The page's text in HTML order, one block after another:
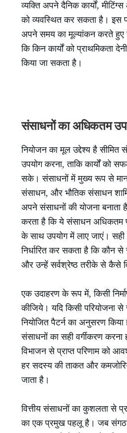
व्यक्ति अपने दैनिक कार्यों,
को व्यवस्थित कर सकता है। इस
अपने समय का मूल्यांकन करते हुए
कि किन कार्यों को प्राथमिकता
किया जा सकता है।
संसाधनों का अधिकतम
नियोजन का मूल उद्देश्य है सीमित
उपयोग करना, ताकि कार्यों को
सके। संसाधनों में मुख्य रूप से
संसाधन, और भौतिक संसाधन
अपने संसाधनों की योजना बनाता
करता है कि ये संसाधन अधिकतम
के साथ उपयोग में लाए जाएं।
निर्धारित कर सकता है कि कौन
और उन्हें सर्वश्रेष्ठ तरीके से कैसे
एक उदाहरण के रूप में, किसी
कीजिये। यदि किसी परियोजना
नियोजित पैटर्न का अनुसरण
संसाधनों का सही वर्गीकरण करना
विभाजन से प्राप्त परिणाम को
हर सदस्य की ताकत और
जाता है।
वित्तीय संसाधनों का कुशलता से
का एक प्रमुख पहलू है। जब